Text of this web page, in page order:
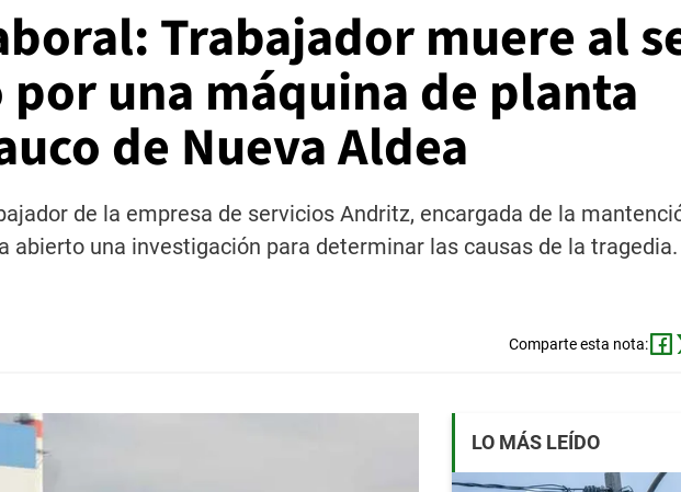
Trabajador muere al
una máquina de planta
de Nueva Aldea
de la empresa de servicios Andritz, encargada de la
abierto una investigación para determinar las causas de la tragedia.
Comparte esta nota:
LO MÁS LEÍDO